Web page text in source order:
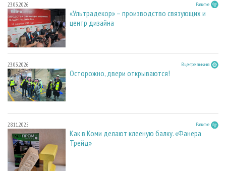
23.03.2026 Развитие
«Ультрадекор» – производство связующих и
центр дизайна
23.03.2026 В центре внимания
Осторожно, двери открываются!
28.11.2025 Развитие
Как в Коми делают клееную балку. «Фанера
Трейд»